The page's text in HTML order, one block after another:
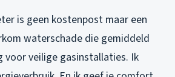
is geen kostenpost maar een
waterschade die gemiddeld
voor veilige gasinstallaties. Ik